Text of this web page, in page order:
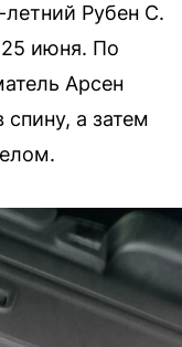
Рубен С.
25 июня. По
Арсен
а затем